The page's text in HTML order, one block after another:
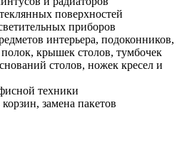
поверхностей
приборов
интерьера, подоконников,
крышек столов, тумбочек
столов, ножек кресел и
техники
замена пакетов